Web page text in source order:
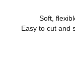
Soft,
Easy to cut and